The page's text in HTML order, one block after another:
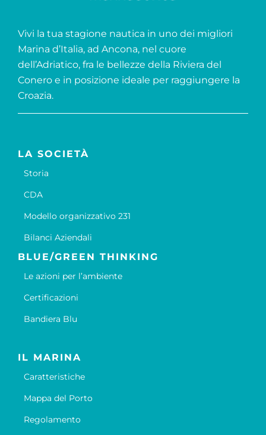
Vivi la tua stagione nautica in uno dei migliori
Marina d’Italia, ad Ancona, nel cuore
dell’Adriatico, fra le bellezze della Riviera del
Conero e in posizione ideale per raggiungere la
Croazia.
LA SOCIETÀ
Storia
CDA
Modello organizzativo 231
Bilanci Aziendali
BLUE/GREEN THINKING
Le azioni per l’ambiente
Certificazioni
Bandiera Blu
IL MARINA
Caratteristiche
Mappa del Porto
Regolamento